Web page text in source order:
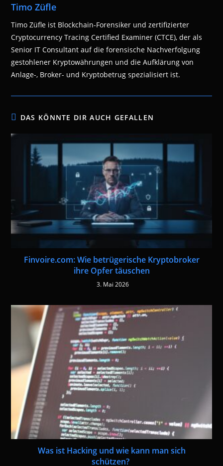
Timo Züfle
Timo Züfle ist Blockchain-Forensiker und zertifizierter
Cryptocurrency Tracing Certified Examiner (CTCE), der als
Senior IT Consultant auf die forensische Nachverfolgung
gestohlener Kryptowährungen und die Aufklärung von
Anlage-, Broker- und Kryptobetrug spezialisiert ist.
DAS KÖNNTE DIR AUCH GEFALLEN
Finvoire.com: Wie betrügerische Kryptobroker
ihre Opfer täuschen
3. Mai 2026
Was ist Hacking und wie kann man sich
schützen?